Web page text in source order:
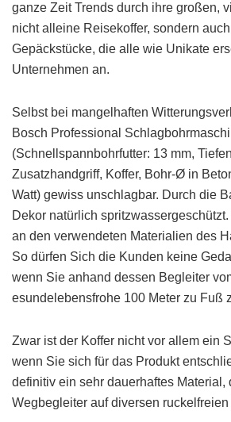
ganze Zeit Trends durch ihre großen,
nicht alleine Reisekoffer, sondern
Gepäckstücke, die alle wie Unikate
Unternehmen an.
Selbst bei mangelhaften
Bosch Professional
(Schnellspannbohrfutter: 13 mm,
Zusatzhandgriff, Koffer, Bohr-Ø in
Watt) gewiss unschlagbar. Durch die
Dekor natürlich
an den verwendeten Materialien des
So dürfen Sich die Kunden keine
wenn Sie anhand dessen Begleiter
esundelebensfrohe 100 Meter zu Fuß
Zwar ist der Koffer nicht vor allem ein
wenn Sie sich für das Produkt
definitiv ein sehr dauerhaftes Material,
Wegbegleiter auf diversen